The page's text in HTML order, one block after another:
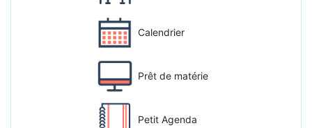
Calendrier
Prêt de matérie
Petit Agenda